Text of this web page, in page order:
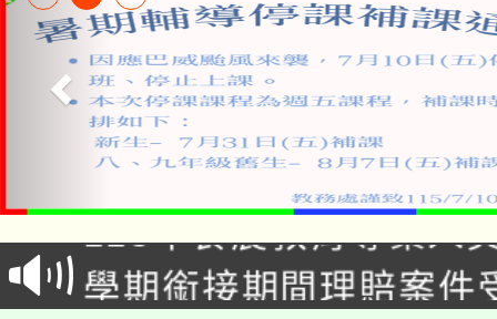
淨零綠生活教案入校路
會
115年食農教育專業人
程
學期銜接期間理賠案件